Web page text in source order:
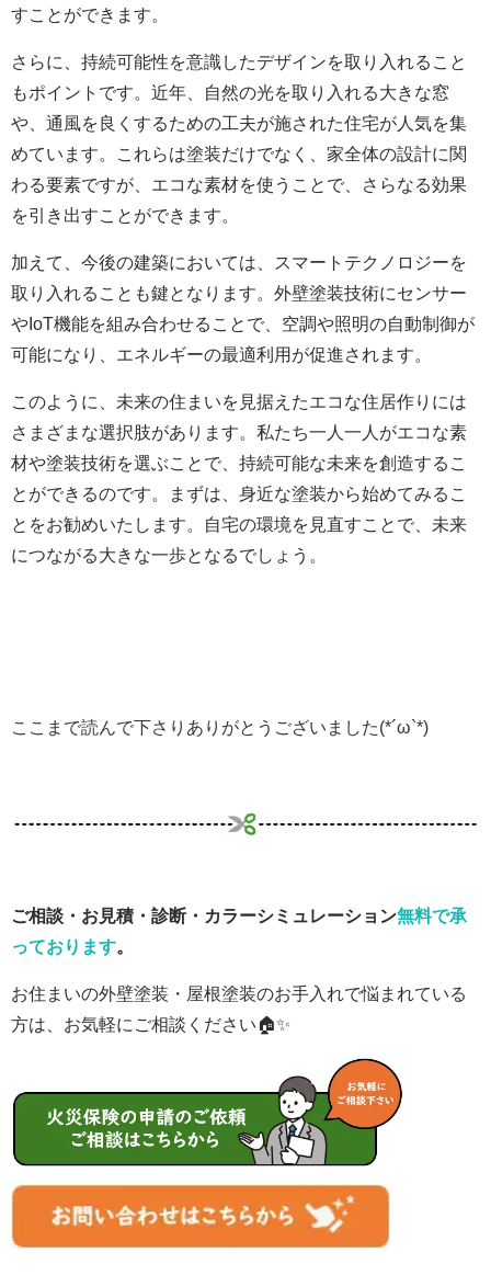
すことができます。
さらに、持続可能性を意識したデザインを取り入れること
もポイントです。近年、自然の光を取り入れる大きな窓
や、通風を良くするための工夫が施された住宅が人気を集
めています。これらは塗装だけでなく、家全体の設計に関
わる要素ですが、エコな素材を使うことで、さらなる効果
を引き出すことができます。
加えて、今後の建築においては、スマートテクノロジーを
取り入れることも鍵となります。外壁塗装技術にセンサー
やIoT機能を組み合わせることで、空調や照明の自動制御が
可能になり、エネルギーの最適利用が促進されます。
このように、未来の住まいを見据えたエコな住居作りには
さまざまな選択肢があります。私たち一人一人がエコな素
材や塗装技術を選ぶことで、持続可能な未来を創造するこ
とができるのです。まずは、身近な塗装から始めてみるこ
とをお勧めいたします。自宅の環境を見直すことで、未来
につながる大きな一歩となるでしょう。
ここまで読んで下さりありがとうございました(*´ω`*)
ご相談・お見積・診断・カラーシミュレーション無料で承
っております。
お住まいの外壁塗装・屋根塗装のお手入れで悩まれている
方は、お気軽にご相談ください🏠✨